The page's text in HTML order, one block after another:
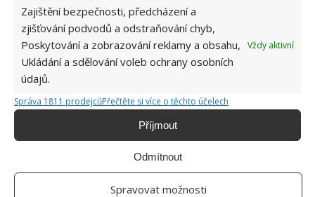
Zajištění bezpečnosti, předcházení a
zjišťování podvodů a odstraňování chyb,
Poskytování a zobrazování reklamy a obsahu,
Ukládání a sdělování voleb ochrany osobních
údajů.
Vždy aktivní
Správa 1811 prodejcůPřečtěte si více o těchto účelech
Příjmout
Odmítnout
Spravovat možnosti
Absolvent České zemědělské
univerzity, který je již od malička
velkým kutilem. V podstatě vše, co je
možné najít v j...[Více o autorovi]
SOUVISEJÍCÍ ČLÁNKY